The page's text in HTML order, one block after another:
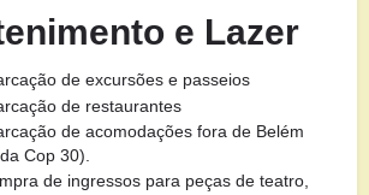
e Lazer
de excursões e passeios
de restaurantes
de acomodações fora de Belém
Cop 30).
de ingressos para peças de teatro,